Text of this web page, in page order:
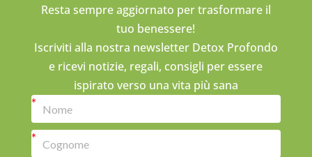
Resta sempre aggiornato per trasformare il
tuo benessere!
Iscriviti alla nostra newsletter Detox Profondo
e ricevi notizie, regali, consigli per essere
ispirato verso una vita più sana